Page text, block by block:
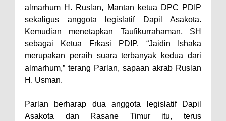
Berjalan Bertahap
"Polisi Peduli" Satsamapta
Polres Bima Bantu Warga Padolo
Wali Kota Bima Tinjau Rumah
Percepatan Bantuan BSPS
almarhum H. Ruslan, Mantan ketua DPC PDIP
sekaligus anggota legislatif Dapil Asakota.
Kemudian menetapkan Taufikurrahaman, SH
sebagai Ketua Frkasi PDIP. “Jaidin Ishaka
merupakan peraih suara terbanyak kedua dari
almarhum,” terang Parlan, sapaan akrab Ruslan
H. Usman.
Parlan berharap dua anggota legislatif Dapil
Asakota dan Rasane Timur itu, terus